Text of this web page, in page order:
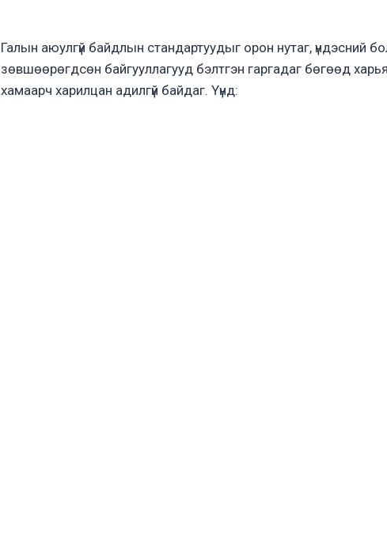
Галын аюулгүй байдлын стандартуудыг орон нутаг, үндэсний
зөвшөөрөгдсөн байгууллагууд бэлтгэн гаргадаг бөгөөд
хамаарч харилцан адилгүй байдаг. Үүнд: